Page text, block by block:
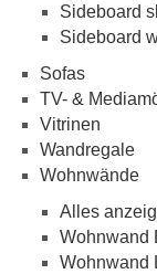
Sideboard
Sideboard
Sofas
TV- &
Vitrinen
Wandregale
Wohnwände
Alles
Wohnwand
Wohnwand